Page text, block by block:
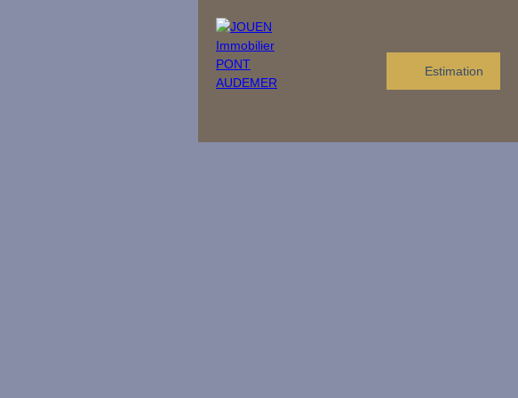
Estimation